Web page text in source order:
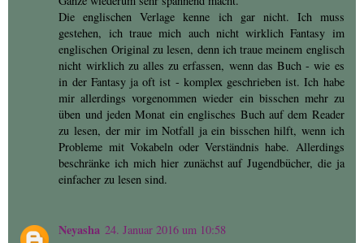
Die englischen Verlage kenne ich gar nicht. Ich muss
gestehen, ich traue mich auch nicht wirklich Fantasy im
englischen Original zu lesen, denn ich traue meinem englisch
nicht wirklich zu alles zu erfassen, wenn das Buch - wie es
in der Fantasy ja oft ist - komplex geschrieben ist. Ich habe
mir allerdings vorgenommen wieder ein bisschen mehr zu
üben und jeden Monat ein englisches Buch auf dem Reader
zu lesen, der mir im Notfall ja ein bisschen hilft, wenn ich
Probleme mit Vokabeln oder Verständnis habe. Allerdings
beschränke ich mich hier zunächst auf Jugendbücher, die ja
einfacher zu lesen sind.
Neyasha 24. Januar 2016 um 10:58